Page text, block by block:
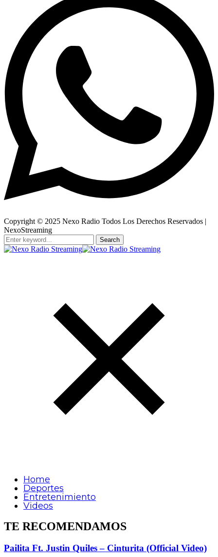
Copyright © 2025 Nexo Radio Todos Los Derechos Reservados |
NexoStreaming
Search
Home
Deportes
Entretenimiento
Videos
TE RECOMENDAMOS
Pailita Ft. Justin Quiles – Cinturita (Official Video)